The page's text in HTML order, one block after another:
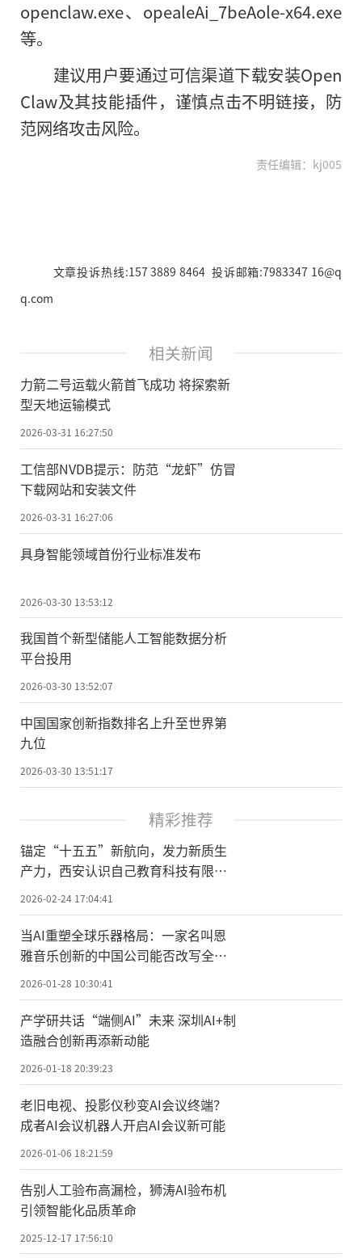
openclaw.exe、opealeAi_7beAole-x64.exe
等。
建议用户要通过可信渠道下载安装Open
Claw及其技能插件，谨慎点击不明链接，防
范网络攻击风险。
责任编辑：kj005
文章投诉热线:157 3889 8464 投诉邮箱:7983347 16@q
q.com
相关新闻
力箭二号运载火箭首飞成功 将探索新
型天地运输模式
2026-03-31 16:27:50
工信部NVDB提示：防范“龙虾”仿冒
下载网站和安装文件
2026-03-31 16:27:06
具身智能领域首份行业标准发布
2026-03-30 13:53:12
我国首个新型储能人工智能数据分析
平台投用
2026-03-30 13:52:07
中国国家创新指数排名上升至世界第
九位
2026-03-30 13:51:17
精彩推荐
锚定“十五五”新航向，发力新质生
产力，西安认识自己教育科技有限公
司荣膺国家级科技型中小企业
2026-02-24 17:04:41
当AI重塑全球乐器格局：一家名叫恩
雅音乐创新的中国公司能否改写全球
乐器创新史？
2026-01-28 10:30:41
产学研共话“端侧AI”未来 深圳AI+制
造融合创新再添新动能
2026-01-18 20:39:23
老旧电视、投影仪秒变AI会议终端？
成者AI会议机器人开启AI会议新可能
2026-01-06 18:21:59
告别人工验布高漏检，狮涛AI验布机
引领智能化品质革命
2025-12-17 17:56:10